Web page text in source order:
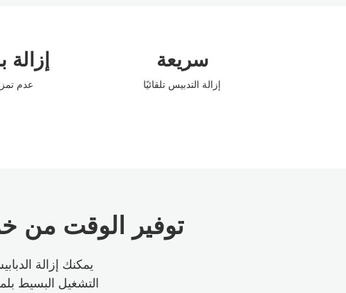
سريعة
إزالة التدبيس تلقائيًا عدم
توفير الوقت من
يمكنك إزالة
التشغيل البسيط